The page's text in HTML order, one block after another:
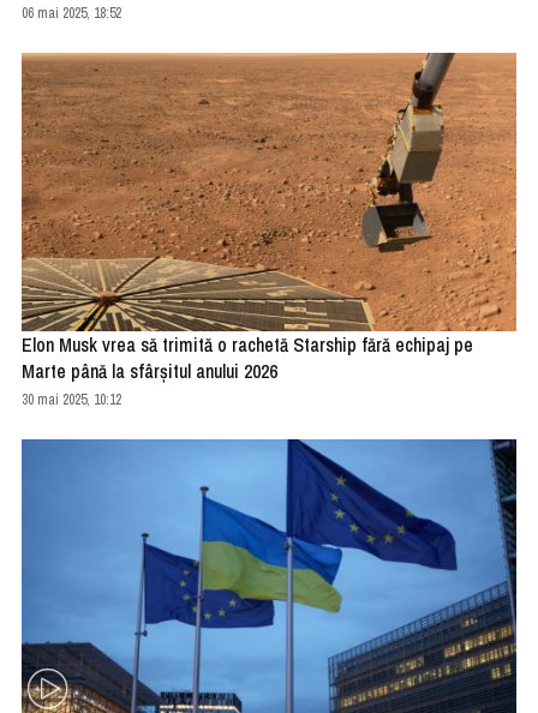
06 mai 2025, 18:52
Elon Musk vrea să trimită o rachetă Starship fără echipaj pe
Marte până la sfârşitul anului 2026
30 mai 2025, 10:12